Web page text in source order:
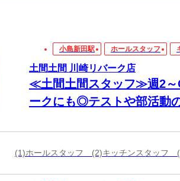
小島新田駅 ホールスタッフ
土間土間 川崎リバーク店
≪土間土間スタッフ≫週2～
ークにも◎テストや部活動
(1)ホールスタッフ (2)キッチンスタッフ